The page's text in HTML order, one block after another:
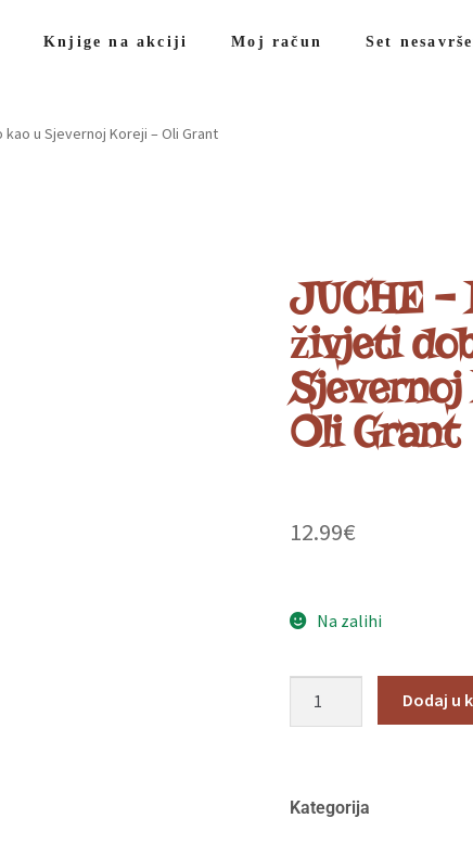
Knjige na akciji Moj račun Set
kao u Sjevernoj Koreji – Oli Grant
JUCHE –
živjeti
Oli Grant
12.99€
Na zalihi
Dodaj u
Kategorija